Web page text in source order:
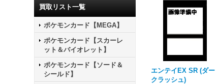
買取リスト一覧
ポケモンカード【MEGA】
ポケモンカード【スカーレ
ット＆バイオレット】
ポケモンカード【ソード＆
シールド】
エンテイEX SR (ダー
クラッシュ)